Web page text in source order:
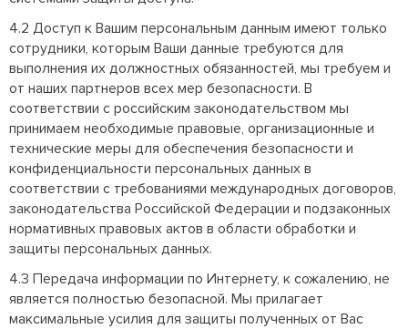
4.2 Доступ к Вашим персональным данным имеют только
сотрудники, которым Ваши данные требуются для
выполнения их должностных обязанностей, мы требуем и
от наших партнеров всех мер безопасности. В
соответствии с российским законодательством мы
принимаем необходимые правовые, организационные и
технические меры для обеспечения безопасности и
конфиденциальности персональных данных в
соответствии с требованиями международных договоров,
законодательства Российской Федерации и подзаконных
нормативных правовых актов в области обработки и
защиты персональных данных.
4.3 Передача информации по Интернету, к сожалению, не
является полностью безопасной. Мы прилагает
максимальные усилия для защиты полученных от Вас